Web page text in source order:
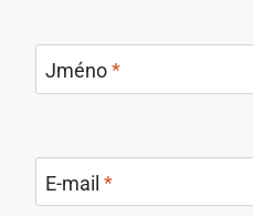
Jméno*
E-mail *